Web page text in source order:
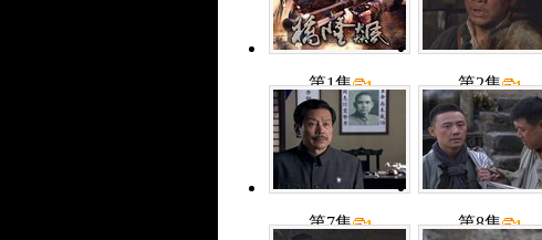
第1集 第2集
第7集 第8集